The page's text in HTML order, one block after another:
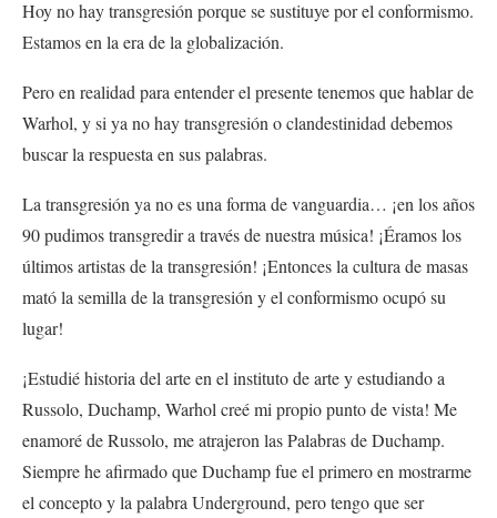
Hoy no hay transgresión porque se sustituye por el conformismo.
Estamos en la era de la globalización.
Pero en realidad para entender el presente tenemos que hablar de
Warhol, y si ya no hay transgresión o clandestinidad debemos
buscar la respuesta en sus palabras.
La transgresión ya no es una forma de vanguardia… ¡en los años
90 pudimos transgredir a través de nuestra música! ¡Éramos los
últimos artistas de la transgresión! ¡Entonces la cultura de masas
mató la semilla de la transgresión y el conformismo ocupó su
lugar!
¡Estudié historia del arte en el instituto de arte y estudiando a
Russolo, Duchamp, Warhol creé mi propio punto de vista! Me
enamoré de Russolo, me atrajeron las Palabras de Duchamp.
Siempre he afirmado que Duchamp fue el primero en mostrarme
el concepto y la palabra Underground, pero tengo que ser